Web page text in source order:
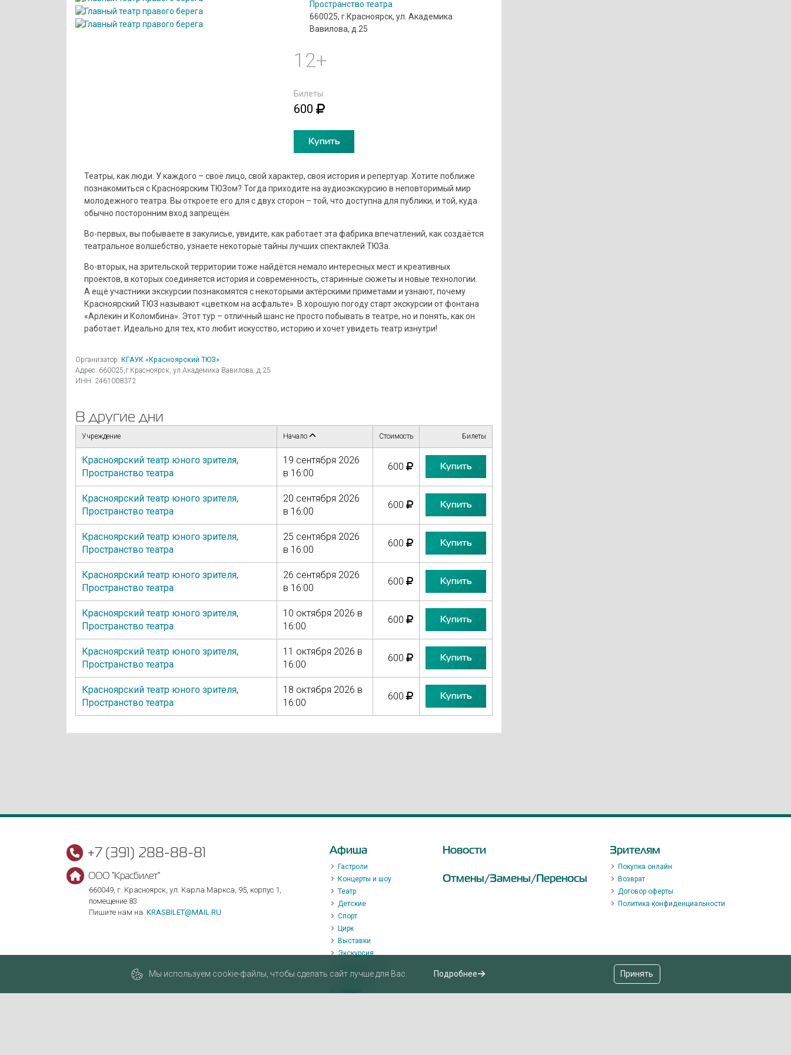
Пространство театра
660025, г.Красноярск, ул. Академика
Вавилова, д.25
12+
Билеты:
600
Купить
Театры, как люди. У каждого – своё лицо, свой характер, своя история и репертуар. Хотите поближе
познакомиться с Красноярским ТЮЗом? Тогда приходите на аудиоэкскурсию в неповторимый мир
молодежного театра. Вы откроете его для с двух сторон – той, что доступна для публики, и той, куда
обычно посторонним вход запрещён.
Во-первых, вы побываете в закулисье, увидите, как работает эта фабрика впечатлений, как создаётся
театральное волшебство, узнаете некоторые тайны лучших спектаклей ТЮЗа.
Во-вторых, на зрительской территории тоже найдётся немало интересных мест и креативных
проектов, в которых соединяется история и современность, старинные сюжеты и новые технологии.
А ещё участники экскурсии познакомятся с некоторыми актёрскими приметами и узнают, почему
Красноярский ТЮЗ называют «цветком на асфальте». В хорошую погоду старт экскурсии от фонтана
«Арлекин и Коломбина». Этот тур – отличный шанс не просто побывать в театре, но и понять, как он
работает. Идеально для тех, кто любит искусство, историю и хочет увидеть театр изнутри!
Организатор: КГАУК «Красноярский ТЮЗ»
Адрес: 660025,г.Красноярск, ул.Академика Вавилова, д.25
ИНН: 2461008372
В другие дни
Учреждение Начало Стоимость Билеты
Красноярский театр юного зрителя,
Пространство театра
19 сентября 2026
в 16:00
600 Купить
Красноярский театр юного зрителя,
Пространство театра
20 сентября 2026
в 16:00
600 Купить
Красноярский театр юного зрителя,
Пространство театра
25 сентября 2026
в 16:00
600 Купить
Красноярский театр юного зрителя,
Пространство театра
26 сентября 2026
в 16:00
600 Купить
Красноярский театр юного зрителя,
Пространство театра
10 октября 2026 в
16:00
600 Купить
Красноярский театр юного зрителя,
Пространство театра
11 октября 2026 в
16:00
600 Купить
Красноярский театр юного зрителя,
Пространство театра
18 октября 2026 в
16:00
600 Купить
+7 (391) 288-88-81
ООО "Красбилет"
660049, г. Красноярск, ул. Карла Маркса, 95, корпус 1,
помещение 83
Пишите нам на KRASBILET@MAIL.RU
Афиша
Гастроли
Концерты и шоу
Театр
Детские
Спорт
Цирк
Выставки
Экскурсия
Променад
Новости
Отмены/Замены/Переносы
Зрителям
Покупка онлайн
Возврат
Договор оферты
Политика конфиденциальности
Мы используем cookie-файлы, чтобы сделать сайт лучше для Вас. Подробнее Принять